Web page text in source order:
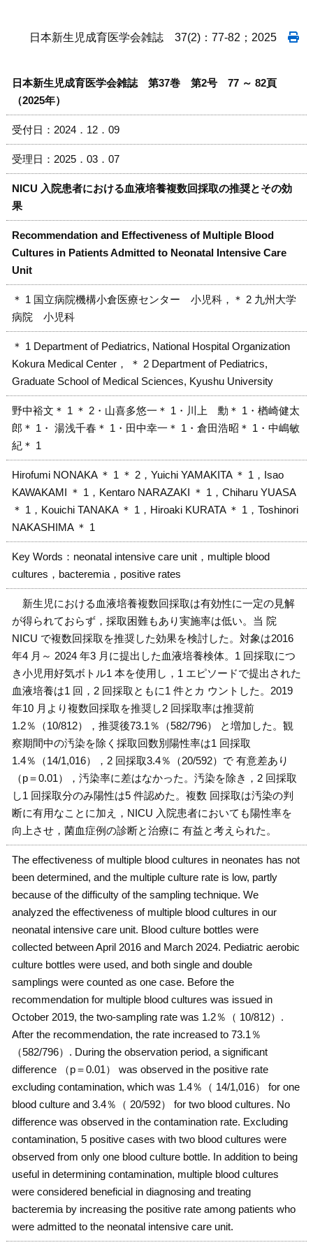
日本新生児成育医学会雑誌 37(2)：77-82；2025
日本新生児成育医学会雑誌 第37巻 第2号 77 ～ 82頁
（2025年）
受付日：2024．12．09
受理日：2025．03．07
NICU 入院患者における血液培養複数回採取の推奨とその効
果
Recommendation and Effectiveness of Multiple Blood
Cultures in Patients Admitted to Neonatal Intensive Care
Unit
＊ 1 国立病院機構小倉医療センター 小児科，＊ 2 九州大学
病院 小児科
＊ 1 Department of Pediatrics, National Hospital Organization
Kokura Medical Center， ＊ 2 Department of Pediatrics,
Graduate School of Medical Sciences, Kyushu University
野中裕文＊ 1 ＊ 2・山喜多悠一＊ 1・川上 勳＊ 1・楢崎健太
郎＊ 1・ 湯浅千春＊ 1・田中幸一＊ 1・倉田浩昭＊ 1・中嶋敏
紀＊ 1
Hirofumi NONAKA ＊ 1 ＊ 2，Yuichi YAMAKITA ＊ 1，Isao
KAWAKAMI ＊ 1，Kentaro NARAZAKI ＊ 1，Chiharu YUASA
＊ 1，Kouichi TANAKA ＊ 1，Hiroaki KURATA ＊ 1，Toshinori
NAKASHIMA ＊ 1
Key Words：neonatal intensive care unit，multiple blood
cultures，bacteremia，positive rates
新生児における血液培養複数回採取は有効性に一定の見解
が得られておらず，採取困難もあり実施率は低い。当 院
NICU で複数回採取を推奨した効果を検討した。対象は2016
年4 月～ 2024 年3 月に提出した血液培養検体。1 回採取につ
き小児用好気ボトル1 本を使用し，1 エピソードで提出された
血液培養は1 回，2 回採取ともに1 件とカ ウントした。2019
年10 月より複数回採取を推奨し2 回採取率は推奨前
1.2％（10/812），推奨後73.1％（582/796） と増加した。観
察期間中の汚染を除く採取回数別陽性率は1 回採取
1.4％（14/1,016），2 回採取3.4％（20/592）で 有意差あり
（p＝0.01），汚染率に差はなかった。汚染を除き，2 回採取
し1 回採取分のみ陽性は5 件認めた。複数 回採取は汚染の判
断に有用なことに加え，NICU 入院患者においても陽性率を
向上させ，菌血症例の診断と治療に 有益と考えられた。
The effectiveness of multiple blood cultures in neonates has not
been determined, and the multiple culture rate is low, partly
because of the difficulty of the sampling technique. We
analyzed the effectiveness of multiple blood cultures in our
neonatal intensive care unit. Blood culture bottles were
collected between April 2016 and March 2024. Pediatric aerobic
culture bottles were used, and both single and double
samplings were counted as one case. Before the
recommendation for multiple blood cultures was issued in
October 2019, the two-sampling rate was 1.2％（ 10/812）.
After the recommendation, the rate increased to 73.1％
（582/796）. During the observation period, a significant
difference （p＝0.01） was observed in the positive rate
excluding contamination, which was 1.4％（ 14/1,016） for one
blood culture and 3.4％（ 20/592） for two blood cultures. No
difference was observed in the contamination rate. Excluding
contamination, 5 positive cases with two blood cultures were
observed from only one blood culture bottle. In addition to being
useful in determining contamination, multiple blood cultures
were considered beneficial in diagnosing and treating
bacteremia by increasing the positive rate among patients who
were admitted to the neonatal intensive care unit.